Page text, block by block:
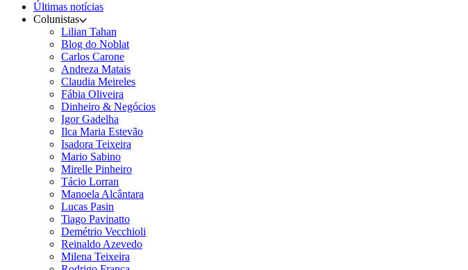
Últimas notícias
Colunistas
Lilian Tahan
Blog do Noblat
Carlos Carone
Andreza Matais
Claudia Meireles
Fábia Oliveira
Dinheiro & Negócios
Igor Gadelha
Ilca Maria Estevão
Isadora Teixeira
Mario Sabino
Mirelle Pinheiro
Tácio Lorran
Manoela Alcântara
Lucas Pasin
Tiago Pavinatto
Demétrio Vecchioli
Reinaldo Azevedo
Milena Teixeira